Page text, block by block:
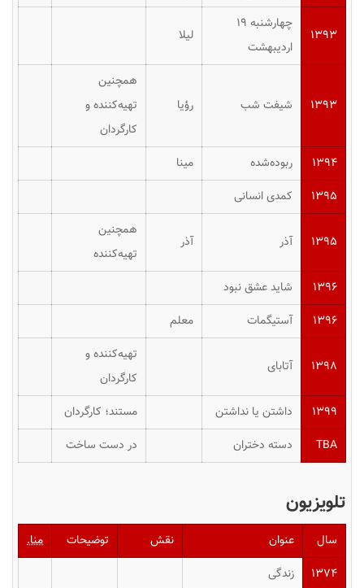
۱۳۹۳
چهارشنبه ۱۹
اردیبهشت
لیلا
۱۳۹۳ شیفت شب رؤیا
همچنین
تهیه‌کننده و
کارگردان
۱۳۹۴
ربوده‌شده
مینا
۱۳۹۵
کمدی انسانی
۱۳۹۵ آذر آذر
همچنین
تهیه‌کننده
۱۳۹۶
شاید عشق نبود
۱۳۹۶
آستیگمات معلم
۱۳۹۸ آتابای
تهیه‌کننده و
کارگردان
۱۳۹۹
داشتن یا نداشتن
مستند؛ کارگردان
TBA
دسته دختران در دست ساخت
تلویزیون
سال عنوان نقش توضیحات
منا.
۱۳۷۴
زندگی